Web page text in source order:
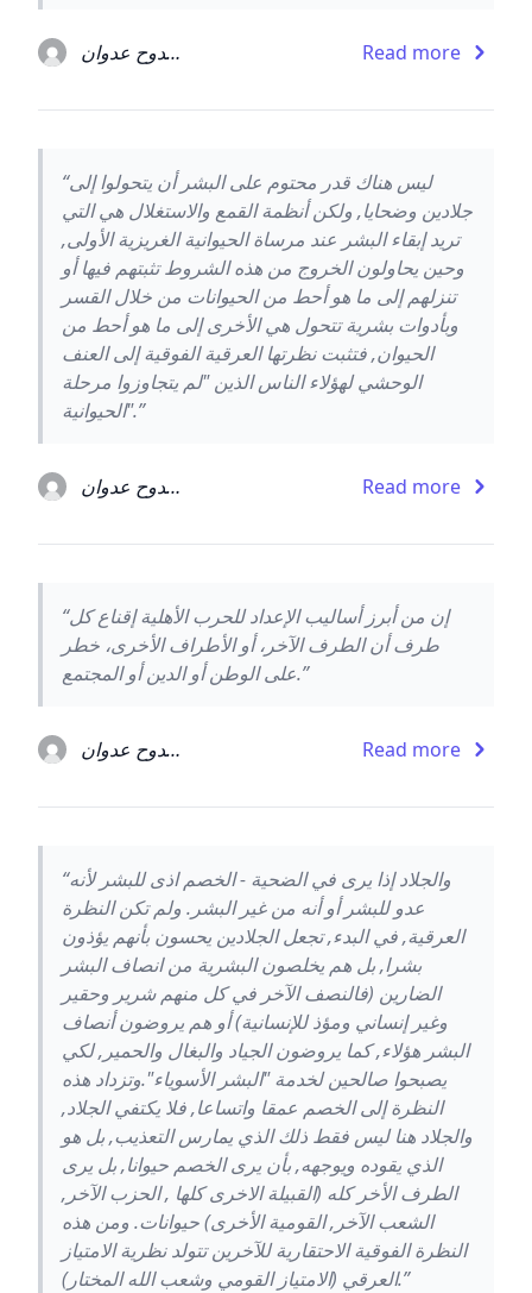
ممدوح عدوان Read more
“ليس هناك قدر محتوم على البشر أن يتحولوا إلى
جلادين وضحايا, ولكن أنظمة القمع والاستغلال هي التي
تريد إبقاء البشر عند مرساة الحيوانية الغريزية الأولى,
وحين يحاولون الخروج من هذه الشروط تثبتهم فيها أو
تنزلهم إلى ما هو أحط من الحيوانات من خلال القسر
وبأدوات بشرية تتحول هي الأخرى إلى ما هو أحط من
الحيوان, فتثبت نظرتها العرقية الفوقية إلى العنف
الوحشي لهؤلاء الناس الذين "لم يتجاوزوا مرحلة
الحيوانية".”
ممدوح عدوان Read more
“إن من أبرز أساليب الإعداد للحرب الأهلية إقناع كل
طرف أن الطرف الآخر، أو الأطراف الأخرى، خطر
على الوطن أو الدين أو المجتمع.”
ممدوح عدوان Read more
“والجلاد إذا يرى في الضحية - الخصم اذى للبشر لأنه
عدو للبشر أو أنه من غير البشر. ولم تكن النظرة
العرقية, في البدء, تجعل الجلادين يحسون بأنهم يؤذون
بشرا, بل هم يخلصون البشرية من انصاف البشر
الضارين (فالنصف الآخر في كل منهم شرير وحقير
وغير إنساني ومؤذ للإنسانية) أو هم يروضون أنصاف
البشر هؤلاء, كما يروضون الجياد والبغال والحمير, لكي
يصبحوا صالحين لخدمة "البشر الأسوياء".وتزداد هذه
النظرة إلى الخصم عمقا واتساعا, فلا يكتفي الجلاد,
والجلاد هنا ليس فقط ذلك الذي يمارس التعذيب, بل هو
الذي يقوده ويوجهه, بأن يرى الخصم حيوانا, بل يرى
الطرف الأخر كله (القبيلة الاخرى كلها , الحزب الآخر,
الشعب الآخر, القومية الأخرى) حيوانات. ومن هذه
النظرة الفوقية الاحتقارية للآخرين تتولد نظرية الامتياز
العرقي (الامتياز القومي وشعب الله المختار).”